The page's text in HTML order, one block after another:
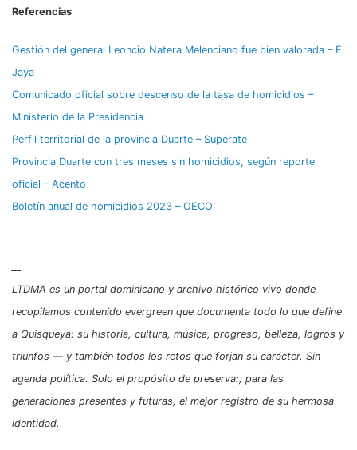
Referencias
Gestión del general Leoncio Natera Melenciano fue bien valorada – El
Jaya
Comunicado oficial sobre descenso de la tasa de homicidios –
Ministerio de la Presidencia
Perfil territorial de la provincia Duarte – Supérate
Provincia Duarte con tres meses sin homicidios, según reporte
oficial – Acento
Boletín anual de homicidios 2023 – OECO
LTDMA es un portal dominicano y archivo histórico vivo donde
recopilamos contenido evergreen que documenta todo lo que define
a Quisqueya: su historia, cultura, música, progreso, belleza, logros y
triunfos — y también todos los retos que forjan su carácter. Sin
agenda política. Solo el propósito de preservar, para las
generaciones presentes y futuras, el mejor registro de su hermosa
identidad.